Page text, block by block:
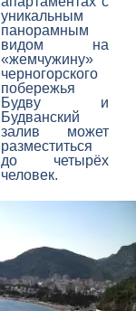
уникальным
панорамным
видом на
«жемчужину»
черногорского
побережья
Будву и
Будванский
залив может
разместиться
до четырёх
человек.